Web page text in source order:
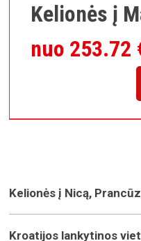
Kelionės į
nuo 253.72
Kelionės į Nicą,
Kroatijos lankytinos